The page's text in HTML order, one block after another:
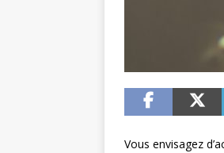
Vous envisagez